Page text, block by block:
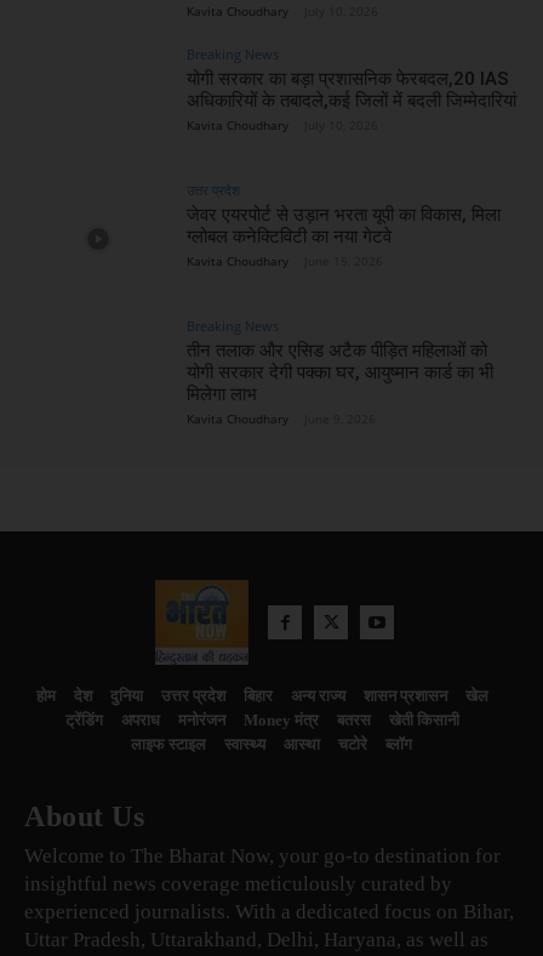
Kavita Choudhary
Breaking News
योगी सरकार का बड़ा प्रशासनिक फेरबदल,20 IAS
अधिकारियों के तबादले,कई जिलों में बदली जिम्मेदारियां
Kavita Choudhary
उत्तर प्रदेश
जेवर एयरपोर्ट से उड़ान भरता यूपी का विकास, मिला
ग्लोबल कनेक्टिविटी का नया गेटवे
Kavita Choudhary
Breaking News
तीन तलाक और एसिड अटैक पीड़ित महिलाओं को
योगी सरकार देगी पक्का घर, आयुष्मान कार्ड का भी
मिलेगा लाभ
Kavita Choudhary
होम देश दुनिया उत्तर प्रदेश बिहार अन्य राज्य शासन प्रशासन
खेल
ट्रेंडिंग
अपराध मनोरंजन Money मंत्र बतरस
खेती किसानी
लाइफ स्टाइल
स्वास्थ्य आस्था चटोरे ब्लॉग
About Us
Welcome to The Bharat Now, your go-to destination for
insightful news coverage meticulously curated by
experienced journalists. With a dedicated focus on Bihar,
Uttar Pradesh, Uttarakhand, Delhi, Haryana, as well as